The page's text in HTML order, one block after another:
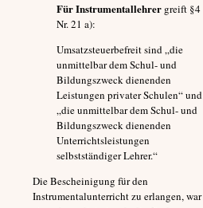
Für Instrumentallehrer greift §4
Nr. 21 a):
Umsatzsteuerbefreit sind „die
unmittelbar dem Schul- und
Bildungszweck dienenden
Leistungen privater Schulen“ und
„die unmittelbar dem Schul- und
Bildungszweck dienenden
Unterrichtsleistungen
selbstständiger Lehrer.“
Die Bescheinigung für den
Instrumentalunterricht zu erlangen, war